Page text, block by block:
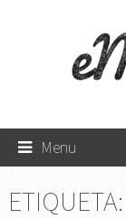
Menu
ETIQUETA: